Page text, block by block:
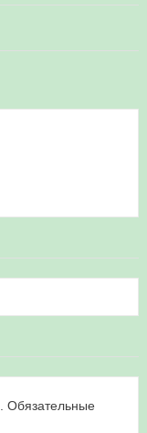
Обязательные